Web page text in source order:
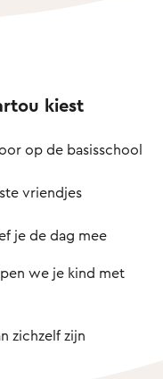
kiest
op de basisschool
vriendjes
je de dag mee
we je kind met
zichzelf zijn